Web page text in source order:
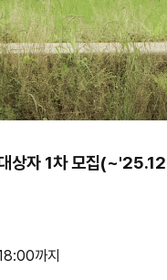
상자 1차 모집
까지